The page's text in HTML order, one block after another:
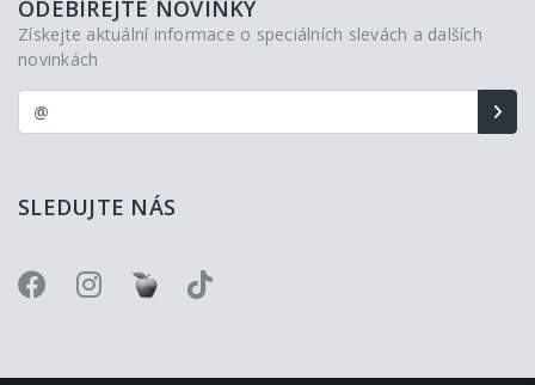
ODEBÍREJTE NOVINKY
Získejte aktuální informace o speciálních slevách a dalších
novinkách
SLEDUJTE NÁS